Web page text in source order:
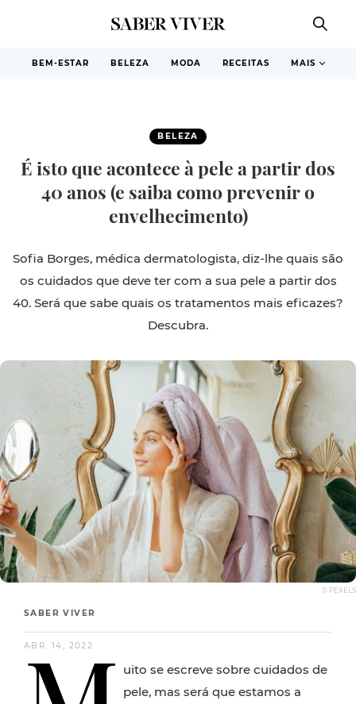
BEM-ESTAR BELEZA MODA RECEITAS MAIS
BELEZA
É isto que acontece à pele a partir dos
40 anos (e saiba como prevenir o
envelhecimento)
Sofia Borges, médica dermatologista, diz-lhe quais são
os cuidados que deve ter com a sua pele a partir dos
40. Será que sabe quais os tratamentos mais eficazes?
Descubra.
© PEXELS
SABER VIVER
ABR. 14, 2022
uito se escreve sobre cuidados de
pele, mas será que estamos a